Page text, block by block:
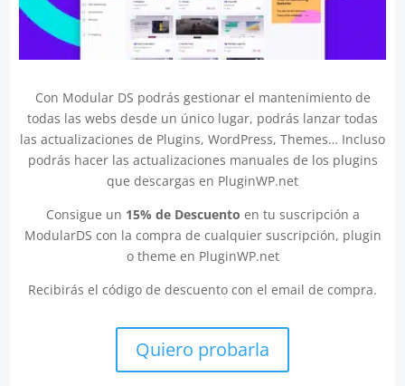
Con Modular DS podrás gestionar el mantenimiento de
todas las webs desde un único lugar, podrás lanzar todas
las actualizaciones de Plugins, WordPress, Themes… Incluso
podrás hacer las actualizaciones manuales de los plugins
que descargas en PluginWP.net
Consigue un 15% de Descuento en tu suscripción a
ModularDS con la compra de cualquier suscripción, plugin
o theme en PluginWP.net
Recibirás el código de descuento con el email de compra.
Quiero probarla